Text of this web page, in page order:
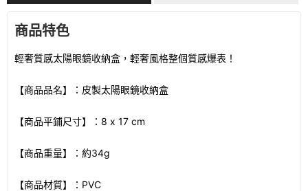
商品特色
輕奢質感太陽眼鏡收納盒，輕奢風格整個質感爆表！
【商品品名】：皮製太陽眼鏡收納盒
【商品平鋪尺寸】：8 x 17 cm
【商品重量】：約34g
【商品材質】：PVC